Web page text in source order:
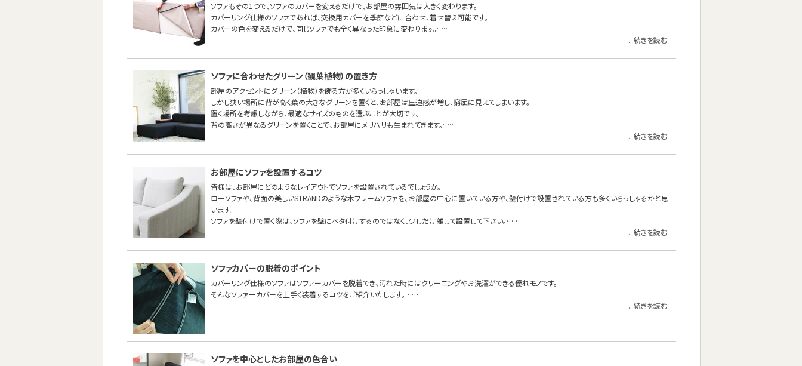
ソファもその1つで、ソファのカバーを変えるだけで、お部屋の雰囲気は大きく変わります。
カバーリング仕様のソファであれば、交換用カバーを季節などに合わせ、着せ替え可能です。
カバーの色を変えるだけで、同じソファでも全く異なった印象に変わります。……
...続きを読む
ソファに合わせたグリーン（観葉植物）の置き方
部屋のアクセントにグリーン（植物）を飾る方が多くいらっしゃいます。
しかし狭い場所に背が高く葉の大きなグリーンを置くと、お部屋は圧迫感が増し、窮屈に見えてしまいます。
置く場所を考慮しながら、最適なサイズのものを選ぶことが大切です。
背の高さが異なるグリーンを置くことで、お部屋にメリハリも生まれてきます。……
...続きを読む
お部屋にソファを設置するコツ
皆様は、お部屋にどのようなレイアウトでソファを設置されているでしょうか。
ローソファや、背面の美しいSTRANDのような木フレームソファを、お部屋の中心に置いている方や、壁付けで設置されている方も多くいらっしゃるかと思
います。
ソファを壁付けで置く際は、ソファを壁にベタ付けするのではなく、少しだけ離して設置して下さい。……
...続きを読む
ソファカバーの脱着のポイント
カバーリング仕様のソファはソファーカバーを脱着でき、汚れた時にはクリーニングやお洗濯ができる優れモノです。
そんなソファーカバーを上手く装着するコツをご紹介いたします。……
...続きを読む
ソファを中心としたお部屋の色合い